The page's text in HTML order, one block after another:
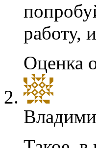
работу,
Оценка